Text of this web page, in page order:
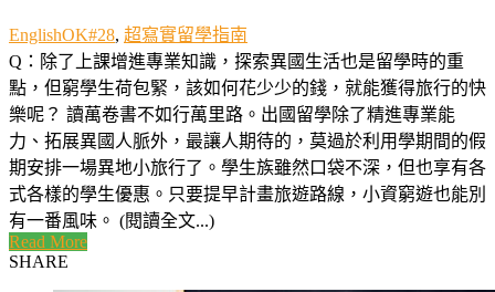
EnglishOK#28, 超寫實留學指南
Q：除了上課增進專業知識，探索異國生活也是留學時的重
點，但窮學生荷包緊，該如何花少少的錢，就能獲得旅行的快
樂呢？ 讀萬卷書不如行萬里路。出國留學除了精進專業能
力、拓展異國人脈外，最讓人期待的，莫過於利用學期間的假
期安排一場異地小旅行了。學生族雖然口袋不深，但也享有各
式各樣的學生優惠。只要提早計畫旅遊路線，小資窮遊也能別
有一番風味。 (閱讀全文...)
Read More
SHARE